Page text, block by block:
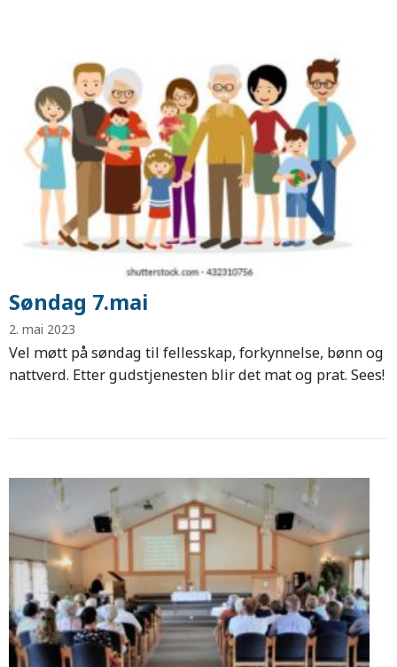
Søndag 7.mai
2. mai 2023
Vel møtt på søndag til fellesskap, forkynnelse, bønn og
nattverd. Etter gudstjenesten blir det mat og prat. Sees!